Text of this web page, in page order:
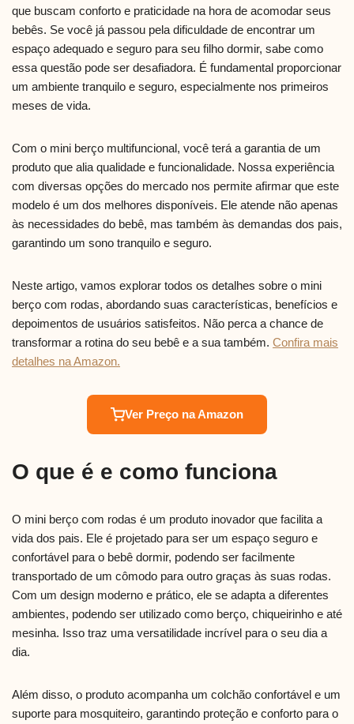
que buscam conforto e praticidade na hora de acomodar seus
bebês. Se você já passou pela dificuldade de encontrar um
espaço adequado e seguro para seu filho dormir, sabe como
essa questão pode ser desafiadora. É fundamental proporcionar
um ambiente tranquilo e seguro, especialmente nos primeiros
meses de vida.
Com o mini berço multifuncional, você terá a garantia de um
produto que alia qualidade e funcionalidade. Nossa experiência
com diversas opções do mercado nos permite afirmar que este
modelo é um dos melhores disponíveis. Ele atende não apenas
às necessidades do bebê, mas também às demandas dos pais,
garantindo um sono tranquilo e seguro.
Neste artigo, vamos explorar todos os detalhes sobre o mini
berço com rodas, abordando suas características, benefícios e
depoimentos de usuários satisfeitos. Não perca a chance de
transformar a rotina do seu bebê e a sua também. Confira mais
detalhes na Amazon.
Ver Preço na Amazon
O que é e como funciona
O mini berço com rodas é um produto inovador que facilita a
vida dos pais. Ele é projetado para ser um espaço seguro e
confortável para o bebê dormir, podendo ser facilmente
transportado de um cômodo para outro graças às suas rodas.
Com um design moderno e prático, ele se adapta a diferentes
ambientes, podendo ser utilizado como berço, chiqueirinho e até
mesinha. Isso traz uma versatilidade incrível para o seu dia a
dia.
Além disso, o produto acompanha um colchão confortável e um
suporte para mosquiteiro, garantindo proteção e conforto para o